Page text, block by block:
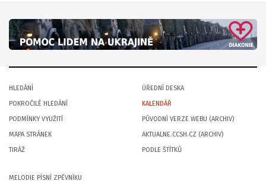
HLEDÁNÍ
POKROČILÉ HLEDÁNÍ
PODMÍNKY VYUŽITÍ
MAPA STRÁNEK
TIRÁŽ
ÚŘEDNÍ DESKA
KALENDÁŘ
PŮVODNÍ VERZE WEBU (ARCHIV)
AKTUALNE.CCSH.CZ (ARCHIV)
PODLE ŠTÍTKŮ
MELODIE PÍSNÍ ZPĚVNÍKU